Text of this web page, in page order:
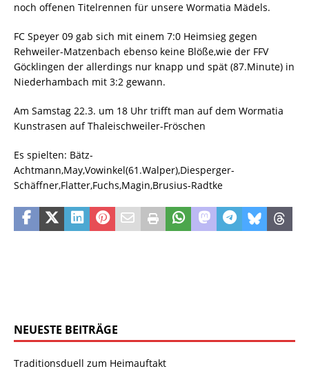
noch offenen Titelrennen für unsere Wormatia Mädels.
FC Speyer 09 gab sich mit einem 7:0 Heimsieg gegen
Rehweiler-Matzenbach ebenso keine Blöße,wie der FFV
Göcklingen der allerdings nur knapp und spät (87.Minute) in
Niederhambach mit 3:2 gewann.
Am Samstag 22.3. um 18 Uhr trifft man auf dem Wormatia
Kunstrasen auf Thaleischweiler-Fröschen
Es spielten: Bätz-
Achtmann,May,Vowinkel(61.Walper),Diesperger-
Schäffner,Flatter,Fuchs,Magin,Brusius-Radtke
NEUESTE BEITRÄGE
Traditionsduell zum Heimauftakt